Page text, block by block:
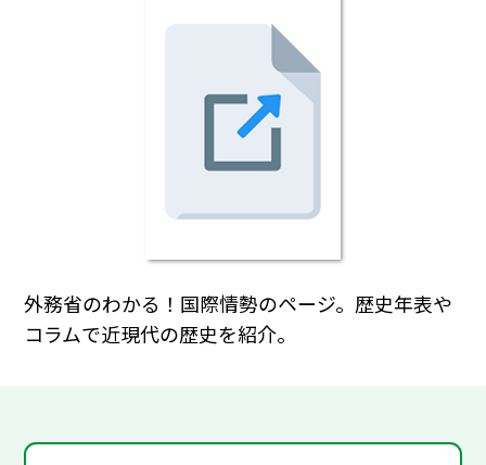
外務省のわかる！国際情勢のページ。歴史年表や
コラムで近現代の歴史を紹介。